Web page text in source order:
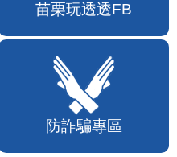
苗栗玩透透FB
防詐騙專區